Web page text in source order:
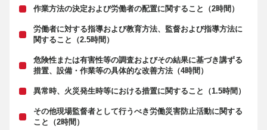
作業方法の決定および労働者の配置に関すること（2時間）
労働者に対する指導および教育方法、監督および指導方法に
関すること（2.5時間）
危険性または有害性等の調査およびその結果に基づき講ずる
措置、設備・作業等の具体的な改善方法（4時間）
異常時、火災発生時等における措置に関すること（1.5時間）
その他現場監督者として行うべき労働災害防止活動に関する
こと（2時間）